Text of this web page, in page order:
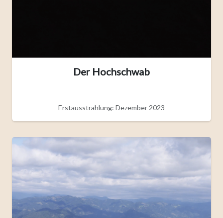
Der Hochschwab
Erstausstrahlung: Dezember 2023